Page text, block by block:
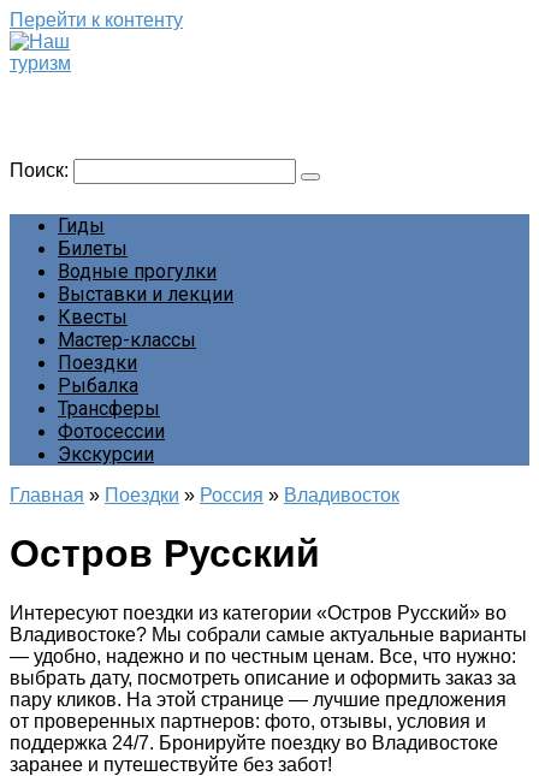
Перейти к контенту
Поиск:
Гиды
Билеты
Водные прогулки
Выставки и лекции
Квесты
Мастер-классы
Поездки
Рыбалка
Трансферы
Фотосессии
Экскурсии
Главная » Поездки » Россия » Владивосток
Остров Русский
Интересуют поездки из категории «Остров Русский» во
Владивостоке? Мы собрали самые актуальные варианты
— удобно, надежно и по честным ценам. Все, что нужно:
выбрать дату, посмотреть описание и оформить заказ за
пару кликов. На этой странице — лучшие предложения
от проверенных партнеров: фото, отзывы, условия и
поддержка 24/7. Бронируйте поездку во Владивостоке
заранее и путешествуйте без забот!